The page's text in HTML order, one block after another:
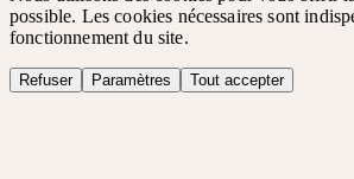
possible. Les cookies nécessaires sont
fonctionnement du site.
Refuser Paramètres Tout accepter